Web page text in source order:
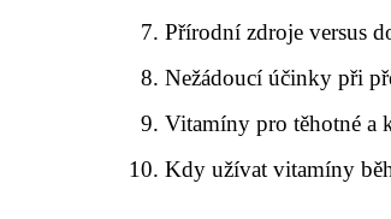
Přírodní zdroje versus
Nežádoucí účinky při
Vitamíny pro těhotné a
Kdy užívat vitamíny